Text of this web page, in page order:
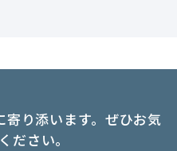
り添います。ぜひお気
ださい。